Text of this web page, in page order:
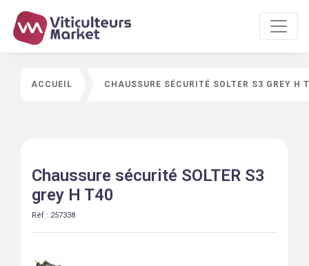
ACCUEIL CHAUSSURE SÉCURITÉ SOLTER S3 GREY H
Chaussure sécurité SOLTER S3
grey H T40
Réf : 257338